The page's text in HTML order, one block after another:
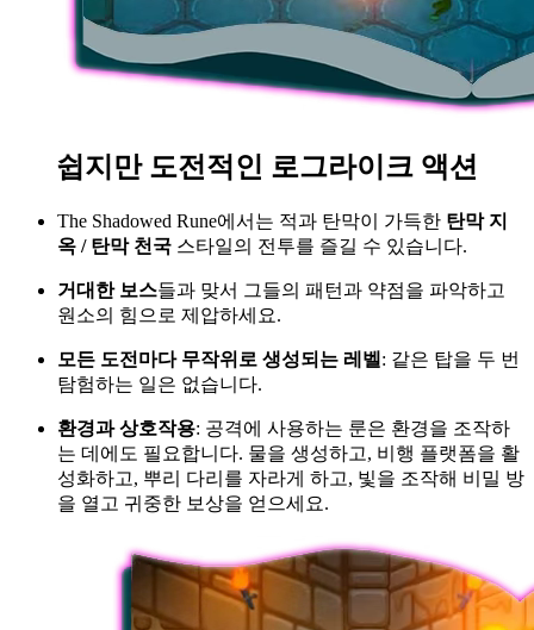
쉽지만 도전적인 로그라이크 액션
The Shadowed Rune에서는 적과 탄막이 가득한 탄막 지
옥 / 탄막 천국 스타일의 전투를 즐길 수 있습니다.
거대한 보스들과 맞서 그들의 패턴과 약점을 파악하고
원소의 힘으로 제압하세요.
모든 도전마다 무작위로 생성되는 레벨 : 같은 탑을 두 번
탐험하는 일은 없습니다.
환경과 상호작용: 공격에 사용하는 룬은 환경을 조작하
는 데에도 필요합니다. 물을 생성하고, 비행 플랫폼을 활
성화하고, 뿌리 다리를 자라게 하고, 빛을 조작해 비밀 방
을 열고 귀중한 보상을 얻으세요.